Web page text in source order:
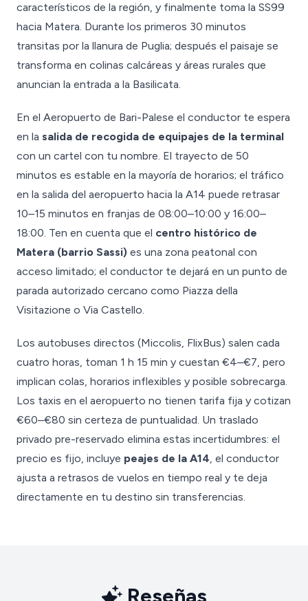
característicos de la región, y finalmente toma la SS99
hacia Matera. Durante los primeros 30 minutos
transitas por la llanura de Puglia; después el paisaje se
transforma en colinas calcáreas y áreas rurales que
anuncian la entrada a la Basilicata.
En el Aeropuerto de Bari-Palese el conductor te espera
en la salida de recogida de equipajes de la terminal
con un cartel con tu nombre. El trayecto de 50
minutos es estable en la mayoría de horarios; el tráfico
en la salida del aeropuerto hacia la A14 puede retrasar
10–15 minutos en franjas de 08:00–10:00 y 16:00–
18:00. Ten en cuenta que el centro histórico de
Matera (barrio Sassi) es una zona peatonal con
acceso limitado; el conductor te dejará en un punto de
parada autorizado cercano como Piazza della
Visitazione o Via Castello.
Los autobuses directos (Miccolis, FlixBus) salen cada
cuatro horas, toman 1 h 15 min y cuestan €4–€7, pero
implican colas, horarios inflexibles y posible sobrecarga.
Los taxis en el aeropuerto no tienen tarifa fija y cotizan
€60–€80 sin certeza de puntualidad. Un traslado
privado pre-reservado elimina estas incertidumbres: el
precio es fijo, incluye peajes de la A14, el conductor
ajusta a retrasos de vuelos en tiempo real y te deja
directamente en tu destino sin transferencias.
Reseñas